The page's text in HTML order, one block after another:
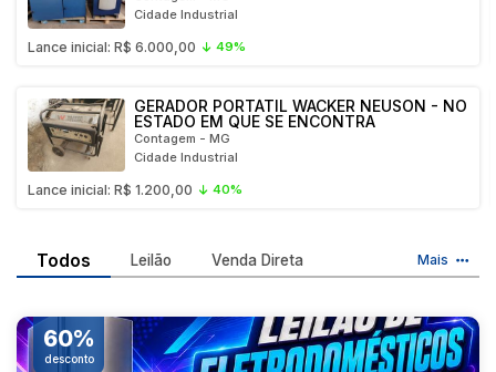
Móveis
Cidade Industrial
Lance inicial: R$ 6.000,00 49%
GERADOR PORTÁTIL WACKER NEUSON - NO
ESTADO EM QUE SE ENCONTRA
Contagem - MG
Cidade Industrial
Lance inicial: R$ 1.200,00 40%
Todos Leilão Venda Direta Mais
60%
desconto